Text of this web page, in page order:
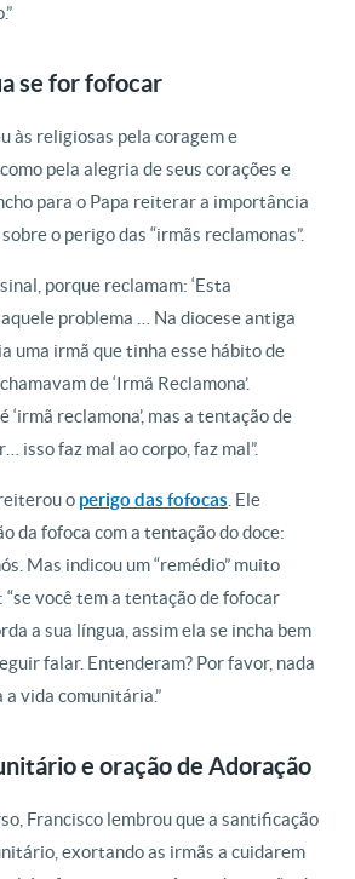
se for fofocar
às religiosas pela coragem e
pela alegria de seus corações e
para o Papa reiterar a importância
o perigo das “irmãs reclamonas”.
porque reclamam: ‘Esta
problema … Na diocese antiga
uma irmã que tinha esse hábito de
de ‘Irmã Reclamona’.
‘irmã reclamona’, mas a tentação de
isso faz mal ao corpo, faz mal”.
o perigo das fofocas . Ele
da fofoca com a tentação do doce:
Mas indicou um “remédio” muito
você tem a tentação de fofocar
a sua língua, assim ela se incha bem
falar. Entenderam? Por favor, nada
vida comunitária.”
e oração de Adoração
Francisco lembrou que a santificação
exortando as irmãs a cuidarem